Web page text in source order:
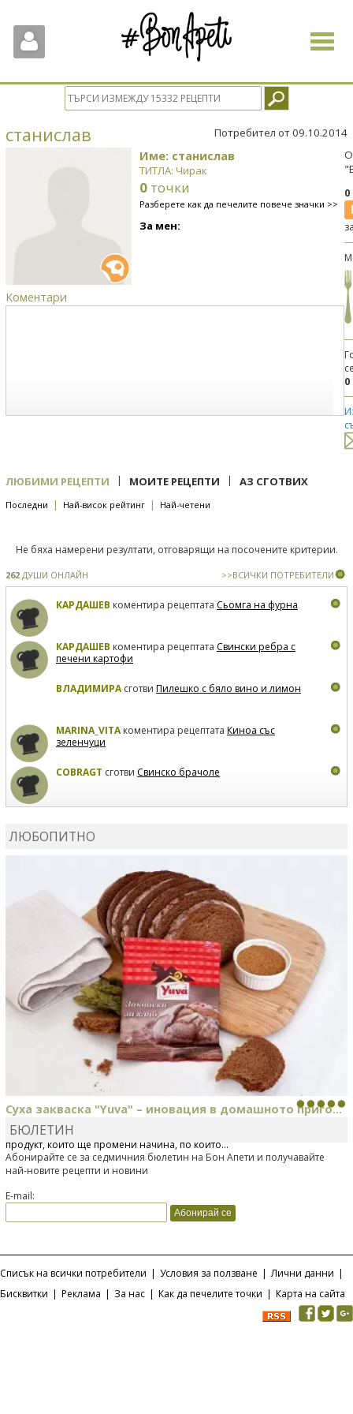
Toggle
станислав Потребител от 09.10.2014
Име: станислав
ТИТЛА: Чирак
0 точки
Разберете как да печелите повече значки >>
За мен:
Коментари
0
ЛЮБИМИ РЕЦЕПТИ | МОИТЕ РЕЦЕПТИ | АЗ СГОТВИХ
Последни | Най-висок рейтинг | Най-четени
Не бяха намерени резултати, отговарящи на посочените критерии.
262 ДУШИ ОНЛАЙН >>ВСИЧКИ ПОТРЕБИТЕЛИ
КАРДАШЕВ коментира рецептата Сьомга на фурна
КАРДАШЕВ коментира рецептата Свински ребра с
печени картофи
ВЛАДИМИРАсготви Пилешко с бяло вино и лимон
MARINA_VITAкоментира рецептата Киноа със
зеленчуци
COBRAGT сготви Свинско брачоле
ЛЮБОПИТНО
Суха закваска "Yuva" – иновация в домашното приго...
Отскоро Лесафр България стартира предлагането на изцяло нов
продукт, който ще промени начина, по който...
БЮЛЕТИН
Абонирайте се за седмичния бюлетин на Бон Апети и получавайте
най-новите рецепти и новини
E-mail:
Списък на всички потребители | Условия за ползване | Лични данни |
Бисквитки | Реклама | За нас | Как да печелите точки | Карта на сайта